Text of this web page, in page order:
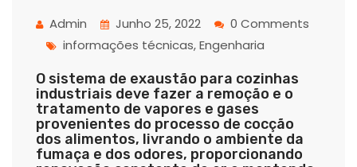
Admin Junho 25, 2022
0 Comments
informações técnicas, Engenharia
O sistema de exaustão para cozinhas
industriais deve fazer a remoção e o
tratamento de vapores e gases
provenientes do processo de cocção
dos alimentos, livrando o ambiente da
fumaça e dos odores, proporcionando